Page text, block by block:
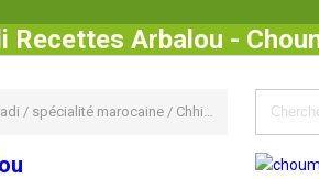
Recettes Arbalou -
/ spécialité marocaine / Chhiwat Bladi Recettes Arbalou